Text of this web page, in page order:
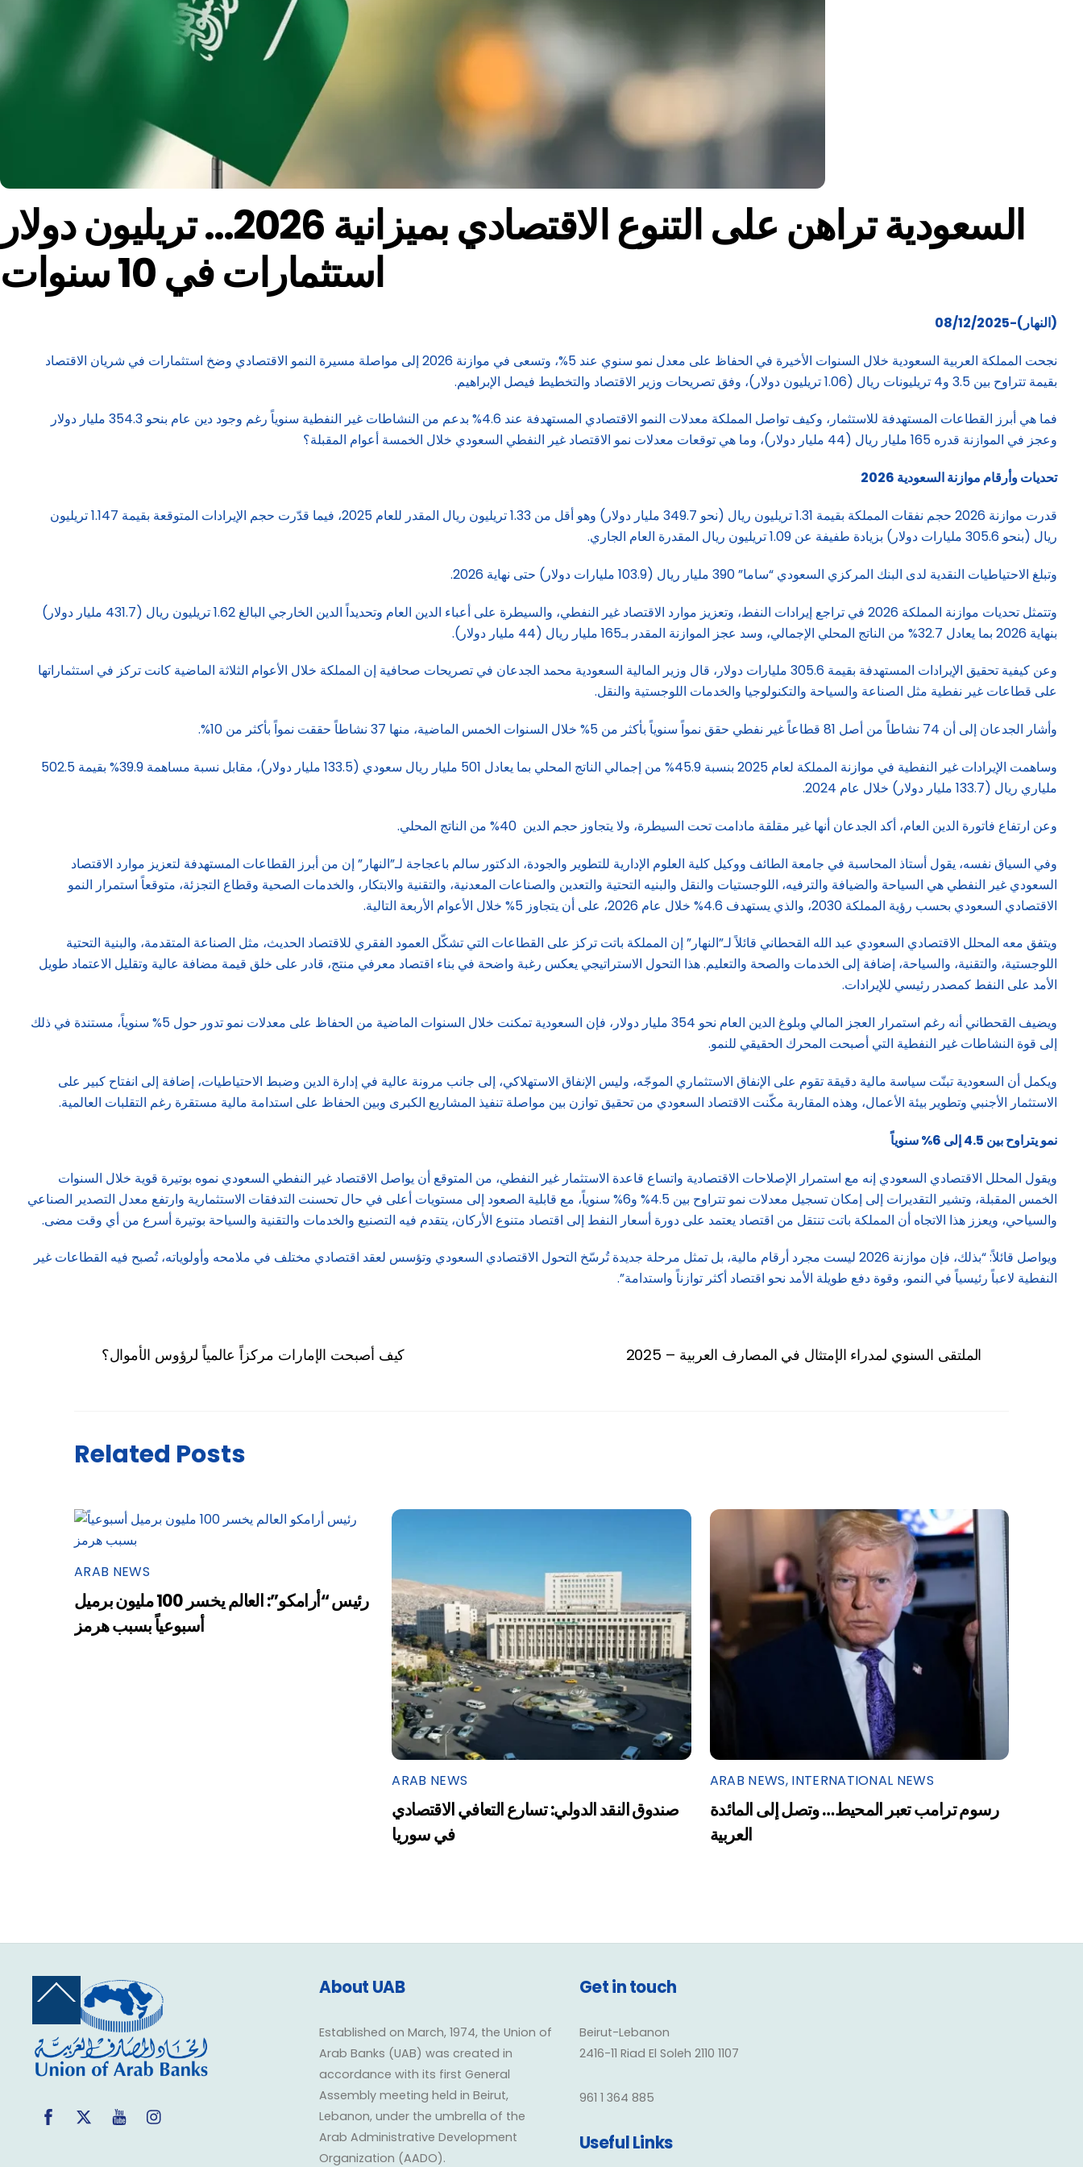
السعودية تراهن على التنوع الاقتصادي بميزانية 2026… تريليون دولار
استثمارات في 10 سنوات
(النهار)-08/12/2025
نجحت المملكة العربية السعودية خلال السنوات الأخيرة في الحفاظ على معدل نمو سنوي عند 5%، وتسعى في موازنة 2026 إلى مواصلة مسيرة النمو الاقتصادي وضخ استثمارات في شريان الاقتصاد
بقيمة تتراوح بين 3.5 و4 تريليونات ريال (1.06 تريليون دولار)، وفق تصريحات وزير الاقتصاد والتخطيط فيصل الإبراهيم.
فما هي أبرز القطاعات المستهدفة للاستثمار، وكيف تواصل المملكة معدلات النمو الاقتصادي المستهدفة عند 4.6% بدعم من النشاطات غير النفطية سنوياً رغم وجود دين عام بنحو 354.3 مليار دولار
وعجز في الموازنة قدره 165 مليار ريال (44 مليار دولار)، وما هي توقعات معدلات نمو الاقتصاد غير النفطي السعودي خلال الخمسة أعوام المقبلة؟
تحديات وأرقام موازنة السعودية 2026
قدرت موازنة 2026 حجم نفقات المملكة بقيمة 1.31 تريليون ريال (نحو 349.7 مليار دولار) وهو أقل من 1.33 تريليون ريال المقدر للعام 2025، فيما قدّرت حجم الإيرادات المتوقعة بقيمة 1.147 تريليون
ريال (بنحو 305.6 مليارات دولار) بزيادة طفيفة عن 1.09 تريليون ريال المقدرة العام الجاري.
وتبلغ الاحتياطيات النقدية لدى البنك المركزي السعودي “ساما” 390 مليار ريال (103.9 مليارات دولار) حتى نهاية 2026.
وتتمثل تحديات موازنة المملكة 2026 في تراجع إيرادات النفط، وتعزيز موارد الاقتصاد غير النفطي، والسيطرة على أعباء الدين العام وتحديداً الدين الخارجي البالغ 1.62 تريليون ريال (431.7 مليار دولار)
بنهاية 2026 بما يعادل 32.7% من الناتج المحلي الإجمالي، وسد عجز الموازنة المقدر بـ165 مليار ريال (44 مليار دولار).
وعن كيفية تحقيق الإيرادات المستهدفة بقيمة 305.6 مليارات دولار، قال وزير المالية السعودية محمد الجدعان في تصريحات صحافية إن المملكة خلال الأعوام الثلاثة الماضية كانت تركز في استثماراتها
على قطاعات غير نفطية مثل الصناعة والسياحة والتكنولوجيا والخدمات اللوجستية والنقل.
وأشار الجدعان إلى أن 74 نشاطاً من أصل 81 قطاعاً غير نفطي حقق نمواً سنوياً بأكثر من 5% خلال السنوات الخمس الماضية، منها 37 نشاطاً حققت نمواً بأكثر من 10%.
وساهمت الإيرادات غير النفطية في موازنة المملكة لعام 2025 بنسبة 45.9% من إجمالي الناتج المحلي بما يعادل 501 مليار ريال سعودي (133.5 مليار دولار)، مقابل نسبة مساهمة 39.9% بقيمة 502.5
ملياري ريال (133.7 مليار دولار) خلال عام 2024.
وعن ارتفاع فاتورة الدين العام، أكد الجدعان أنها غير مقلقة مادامت تحت السيطرة، ولا يتجاوز حجم الدين 40% من الناتج المحلي.
وفي السياق نفسه، يقول أستاذ المحاسبة في جامعة الطائف ووكيل كلية العلوم الإدارية للتطوير والجودة، الدكتور سالم باعجاجة لـ”النهار” إن من أبرز القطاعات المستهدفة لتعزيز موارد الاقتصاد
السعودي غير النفطي هي السياحة والضيافة والترفيه، اللوجستيات والنقل والبنيه التحتية والتعدين والصناعات المعدنية، والتقنية والابتكار، والخدمات الصحية وقطاع التجزئة، متوقعاً استمرار النمو
الاقتصادي السعودي بحسب رؤية المملكة 2030، والذي يستهدف 4.6% خلال عام 2026، على أن يتجاوز 5% خلال الأعوام الأربعة التالية.
ويتفق معه المحلل الاقتصادي السعودي عبد الله القحطاني قائلاً لـ”النهار” إن المملكة باتت تركز على القطاعات التي تشكّل العمود الفقري للاقتصاد الحديث، مثل الصناعة المتقدمة، والبنية التحتية
اللوجستية، والتقنية، والسياحة، إضافة إلى الخدمات والصحة والتعليم. هذا التحول الاستراتيجي يعكس رغبة واضحة في بناء اقتصاد معرفي منتج، قادر على خلق قيمة مضافة عالية وتقليل الاعتماد طويل
الأمد على النفط كمصدر رئيسي للإيرادات.
ويضيف القحطاني أنه رغم استمرار العجز المالي وبلوغ الدين العام نحو 354 مليار دولار، فإن السعودية تمكنت خلال السنوات الماضية من الحفاظ على معدلات نمو تدور حول 5% سنوياً، مستندة في ذلك
إلى قوة النشاطات غير النفطية التي أصبحت المحرك الحقيقي للنمو.
ويكمل أن السعودية تبنّت سياسة مالية دقيقة تقوم على الإنفاق الاستثماري الموجّه، وليس الإنفاق الاستهلاكي، إلى جانب مرونة عالية في إدارة الدين وضبط الاحتياطيات، إضافة إلى انفتاح كبير على
الاستثمار الأجنبي وتطوير بيئة الأعمال، وهذه المقاربة مكّنت الاقتصاد السعودي من تحقيق توازن بين مواصلة تنفيذ المشاريع الكبرى وبين الحفاظ على استدامة مالية مستقرة رغم التقلبات العالمية.
نمو يتراوح بين 4.5 إلى 6% سنوياً
ويقول المحلل الاقتصادي السعودي إنه مع استمرار الإصلاحات الاقتصادية واتساع قاعدة الاستثمار غير النفطي، من المتوقع أن يواصل الاقتصاد غير النفطي السعودي نموه بوتيرة قوية خلال السنوات
الخمس المقبلة، وتشير التقديرات إلى إمكان تسجيل معدلات نمو تتراوح بين 4.5% و6% سنوياً، مع قابلية الصعود إلى مستويات أعلى في حال تحسنت التدفقات الاستثمارية وارتفع معدل التصدير الصناعي
والسياحي، ويعزز هذا الاتجاه أن المملكة باتت تنتقل من اقتصاد يعتمد على دورة أسعار النفط إلى اقتصاد متنوع الأركان، يتقدم فيه التصنيع والخدمات والتقنية والسياحة بوتيرة أسرع من أي وقت مضى.
ويواصل قائلاً: “بذلك، فإن موازنة 2026 ليست مجرد أرقام مالية، بل تمثل مرحلة جديدة تُرسّخ التحول الاقتصادي السعودي وتؤسس لعقد اقتصادي مختلف في ملامحه وأولوياته، تُصبح فيه القطاعات غير
النفطية لاعباً رئيسياً في النمو، وقوة دفع طويلة الأمد نحو اقتصاد أكثر توازناً واستدامة”.
كيف أصبحت الإمارات مركزاً عالمياً لرؤوس الأموال؟ الملتقى السنوي لمدراء الإمتثال في المصارف العربية – 2025
Related Posts
ARAB NEWS
رئيس “أرامكو”: العالم يخسر 100 مليون برميل
أسبوعياً بسبب هرمز
ARAB NEWS
صندوق النقد الدولي: تسارع التعافي الاقتصادي
في سوريا
ARAB NEWS, INTERNATIONAL NEWS
رسوم ترامب تعبر المحيط… وتصل إلى المائدة
العربية
Back
Top
Facebook
Twitter YouTube
About UAB
Established on March, 1974, the Union of
Arab Banks (UAB) was created in
accordance with its first General
Assembly meeting held in Beirut,
Lebanon, under the umbrella of the
Arab Administrative Development
Organization (AADO).
Get in touch
Beirut-Lebanon
2416-11 Riad El Soleh 2110 1107
961 1 364 885
Useful Links